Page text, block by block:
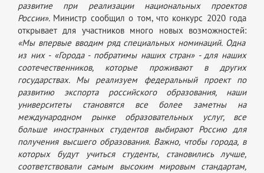
развитие при реализации национальных проектов
России». Министр сообщил о том, что конкурс 2020 года
открывает для участников много новых возможностей:
«Мы впервые вводим ряд специальных номинаций. Одна
из них - «Города - побратимы наших стран» - для наших
соотечественников, которые проживают в других
государствах. Мы реализуем федеральный проект по
развитию экспорта российского образования, наши
университеты становятся все более заметны на
международном рынке образовательных услуг, все
больше иностранных студентов выбирают Россию для
получения высшего образования. Важно, чтобы города, в
которых будут учиться студенты, становились лучше,
соответствовали самым высоким мировым стандартам,